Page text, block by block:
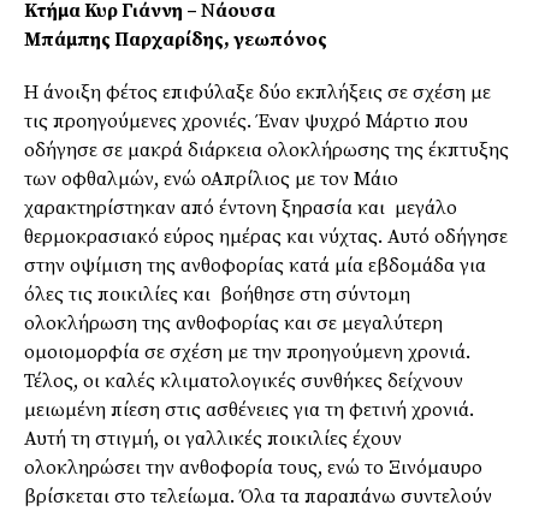
Κτήμα Κυρ Γιάννη – Νάουσα
Μπάμπης Παρχαρίδης, γεωπόνος
Η άνοιξη φέτος επιφύλαξε δύο εκπλήξεις σε σχέση με
τις προηγούμενες χρονιές. Έναν ψυχρό Μάρτιο που
οδήγησε σε μακρά διάρκεια ολοκλήρωσης της έκπτυξης
των οφθαλμών, ενώ οΑπρίλιος με τον Μάιο
χαρακτηρίστηκαν από έντονη ξηρασία και μεγάλο
θερμοκρασιακό εύρος ημέρας και νύχτας. Αυτό οδήγησε
στην οψίμιση της ανθοφορίας κατά μία εβδομάδα για
όλες τις ποικιλίες και βοήθησε στη σύντομη
ολοκλήρωση της ανθοφορίας και σε μεγαλύτερη
ομοιομορφία σε σχέση με την προηγούμενη χρονιά.
Τέλος, οι καλές κλιματολογικές συνθήκες δείχνουν
μειωμένη πίεση στις ασθένειες για τη φετινή χρονιά.
Αυτή τη στιγμή, οι γαλλικές ποικιλίες έχουν
ολοκληρώσει την ανθοφορία τους, ενώ το Ξινόμαυρο
βρίσκεται στο τελείωμα. Όλα τα παραπάνω συντελούν